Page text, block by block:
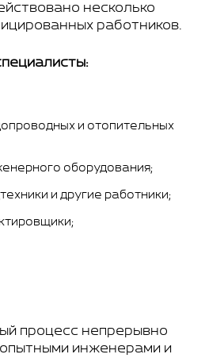
несколько
работников.
и отопительных
оборудования;
и другие работники;
процесс непрерывно
инженерами и